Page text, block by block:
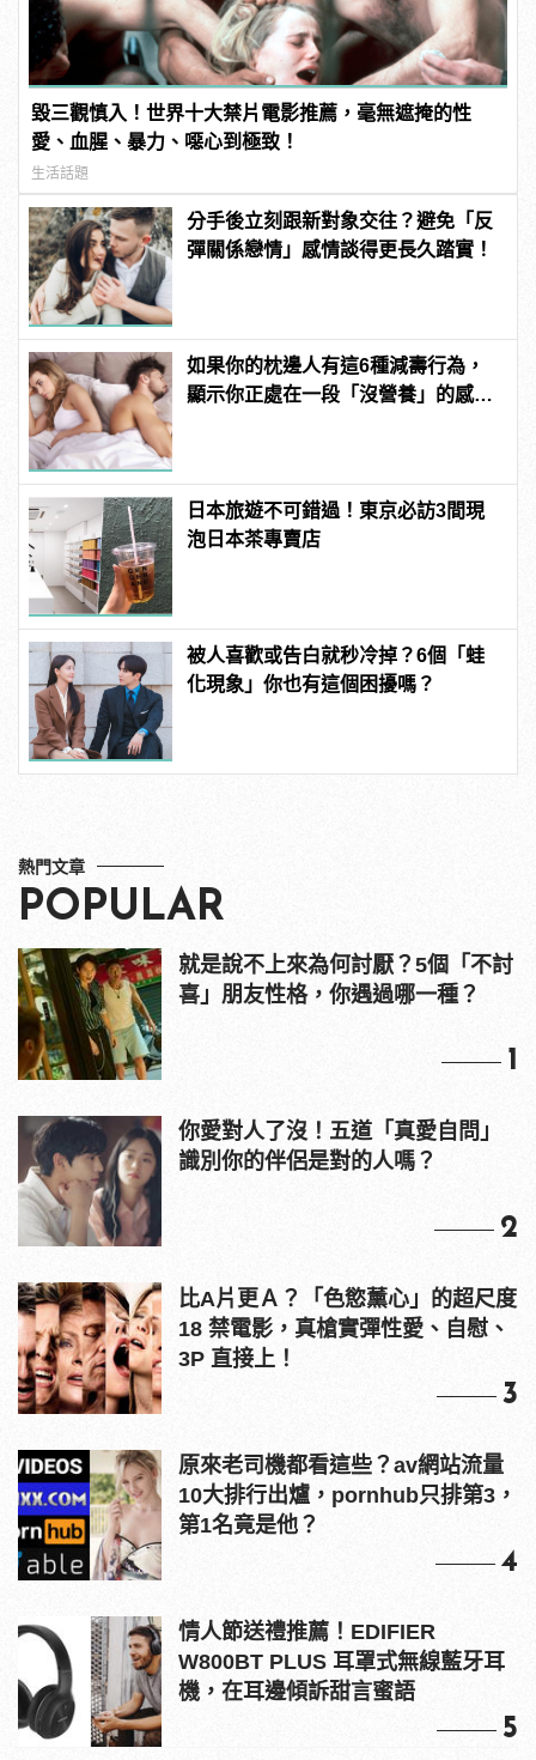
毀三觀慎入！世界十大禁片電影推薦，毫無遮掩的性
愛、血腥、暴力、噁心到極致！
生活話題
分手後立刻跟新對象交往？避免「反
彈關係戀情」感情談得更長久踏實！
如果你的枕邊人有這6種減壽行為，
顯示你正處在一段「沒營養」的感情
日本旅遊不可錯過！東京必訪3間現
泡日本茶專賣店
被人喜歡或告白就秒冷掉？6個「蛙
化現象」你也有這個困擾嗎？
熱門文章
POPULAR
就是說不上來為何討厭？5個「不討
喜」朋友性格，你遇過哪一種？
1
你愛對人了沒！五道「真愛自問」
識別你的伴侶是對的人嗎？
2
比A片更Ａ？「色慾薰心」的超尺度
18 禁電影，真槍實彈性愛、自慰、
3P 直接上！
3
原來老司機都看這些？av網站流量
10大排行出爐，pornhub只排第3，
第1名竟是他？
4
情人節送禮推薦！EDIFIER
W800BT PLUS 耳罩式無線藍牙耳
機，在耳邊傾訴甜言蜜語
5